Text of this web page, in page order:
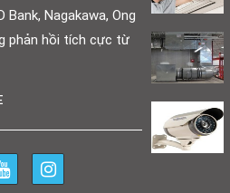
Bank, Nagakawa, Ong
phản hồi tích cực từ